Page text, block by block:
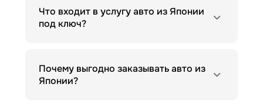
Что входит в услугу авто из Японии
под ключ?
Почему выгодно заказывать авто из
Японии?